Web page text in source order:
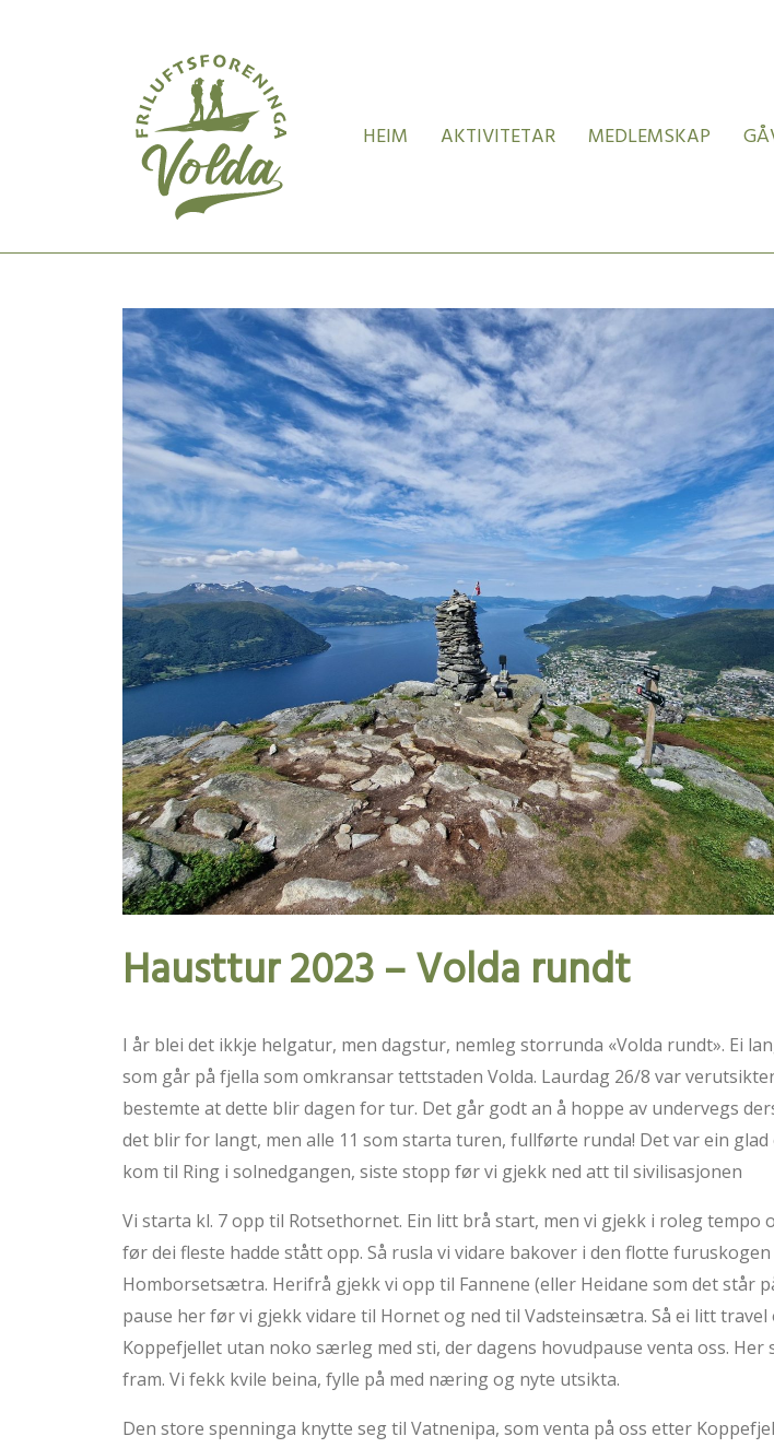
HEIM AKTIVITETAR MEDLEMSKAP
Hausttur 2023 – Volda rundt
I år blei det ikkje helgatur, men dagstur, nemleg storrunda «Volda rundt». Ei
som går på fjella som omkransar tettstaden Volda. Laurdag 26/8 var
bestemte at dette blir dagen for tur. Det går godt an å hoppe av undervegs
det blir for langt, men alle 11 som starta turen, fullførte runda! Det var ein
kom til Ring i solnedgangen, siste stopp før vi gjekk ned att til sivilisasjonen
Vi starta kl. 7 opp til Rotsethornet. Ein litt brå start, men vi gjekk i roleg tempo
før dei fleste hadde stått opp. Så rusla vi vidare bakover i den flotte
Homborsetsætra. Herifrå gjekk vi opp til Fannene (eller Heidane som det står
pause her før vi gjekk vidare til Hornet og ned til Vadsteinsætra. Så ei litt
Koppefjellet utan noko særleg med sti, der dagens hovudpause venta oss. Her
fram. Vi fekk kvile beina, fylle på med næring og nyte utsikta.
Den store spenninga knytte seg til Vatnenipa, som venta på oss etter